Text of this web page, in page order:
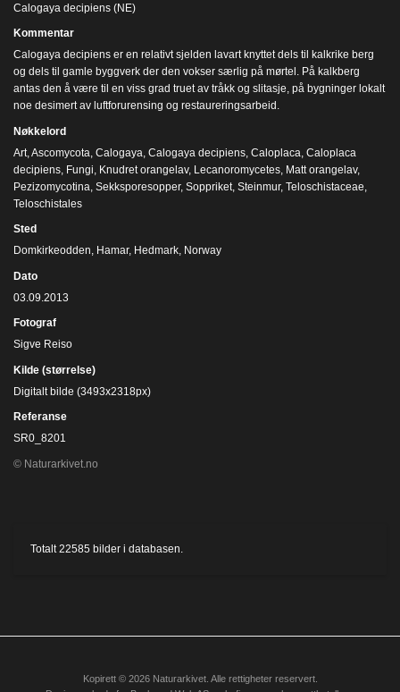
Calogaya decipiens (NE)
Kommentar
Calogaya decipiens er en relativt sjelden lavart knyttet dels til kalkrike berg
og dels til gamle byggverk der den vokser særlig på mørtel. På kalkberg
antas den å være til en viss grad truet av tråkk og slitasje, på bygninger lokalt
noe desimert av luftforurensing og restaureringsarbeid.
Nøkkelord
Art Ascomycota Calogaya Calogaya decipiens Caloplaca Caloplaca
decipiens Fungi Knudret orangelav, Lecanoromycetes Matt orangelav,
Pezizomycotina Sekksporesopper, Soppriket Steinmur, Teloschistaceae
Teloschistales
Sted
Domkirkeodden, Hamar, Hedmark, Norway
Dato
03.09.2013
Fotograf
Sigve Reiso
Kilde (størrelse)
Digitalt bilde (3493x2318px)
Referanse
SR0_8201
© Naturarkivet.no
Totalt 22585 bilder i databasen.
Kopirett © 2026 Naturarkivet. Alle rettigheter reservert.